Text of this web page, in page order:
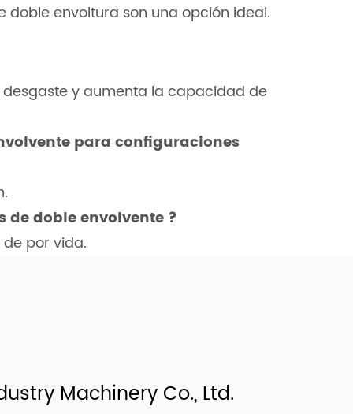
envoltura son una opción ideal.
y aumenta la capacidad de
para configuraciones
de doble envolvente ?
por vida.
Machinery Co., Ltd.